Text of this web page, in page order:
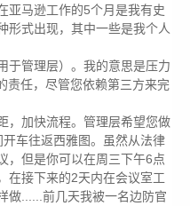
亚马逊工作的5个月是我有史
形式出现，其中一些是我个人
于管理层）。我的意思是压力
责任，尽管您依赖第三方来完
，加快流程。管理层希望您做
车往返西雅图。虽然从法律
，但是你可以在周三下午6点
在接下来的2天内在会议室工
做......前几天我被一名边防官